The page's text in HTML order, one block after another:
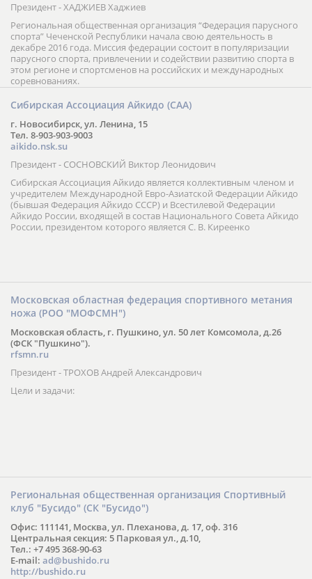
Президент - ХАДЖИЕВ Хаджиев
Региональная общественная организация “Федерация парусного
спорта” Чеченской Республики начала свою деятельность в
декабре 2016 года. Миссия федерации состоит в популяризации
парусного спорта, привлечении и содействии развитию спорта в
этом регионе и спортсменов на российских и международных
соревнованиях.
Сибирская Ассоциация Айкидо (САА)
г. Новосибирск, ул. Ленина, 15
Тел. 8-903-903-9003
aikido.nsk.su
Президент - СОСНОВСКИЙ Виктор Леонидович
Сибирская Ассоциация Айкидо является коллективным членом и
учредителем Международной Евро-Азиатской Федерации Айкидо
(бывшая Федерация Айкидо СССР) и Всестилевой Федерации
Айкидо России, входящей в состав Национального Совета Айкидо
России, президентом которого является С. В. Киреенко
Московская областная федерация спортивного метания
ножа (РОО "МОФСМН")
Московская область, г. Пушкино, ул. 50 лет Комсомола, д.26
(ФСК "Пушкино").
rfsmn.ru
Президент - ТРОХОВ Андрей Александрович
Цели и задачи:
Региональная общественная организация Спортивный
клуб "Бусидо" (СК "Бусидо")
Офис: 111141, Москва, ул. Плеханова, д. 17, оф. 316
Центральная секция: 5 Парковая ул., д.10,
Тел.: +7 495 368-90-63
E-mail: ad@bushido.ru
http://bushido.ru